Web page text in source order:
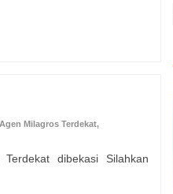
Agen Milagros Terdekat,
dibekasi Silahkan